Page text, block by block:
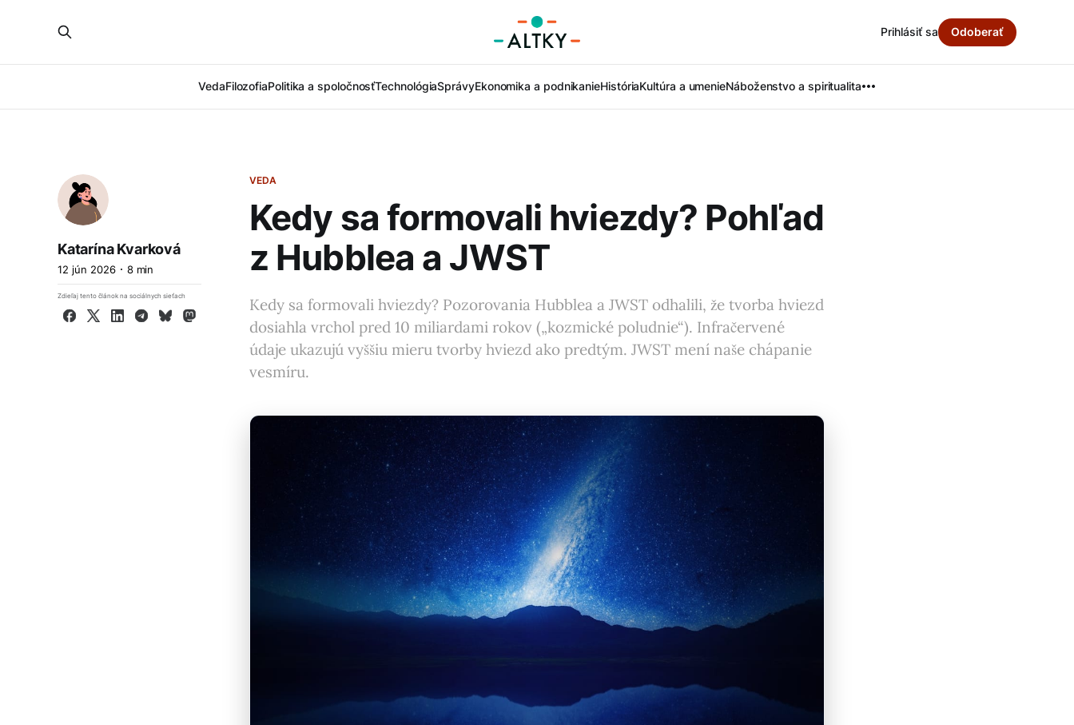
VedaFilozofiaPolitika a spoločnosťTechnológiaSprávyEkonomika a podnikanieHistóriaKultúra a umenieNáboženstvo a spiritualita
Prihlásiť sa Odoberať
VEDA
Kedy sa formovali hviezdy? Pohľad
z Hubblea a JWST
Kedy sa formovali hviezdy? Pozorovania Hubblea a JWST odhalili, že tvorba hviezd
dosiahla vrchol pred 10 miliardami rokov („kozmické poludnie“). Infračervené
údaje ukazujú vyššiu mieru tvorby hviezd ako predtým. JWST mení naše chápanie
vesmíru.
Katarína Kvarková
12 jún 2026 8 min
Zdieľaj tento článok na sociálnych sieťach
Facebook
X LinkedInTelegram
BlueskyMastodon